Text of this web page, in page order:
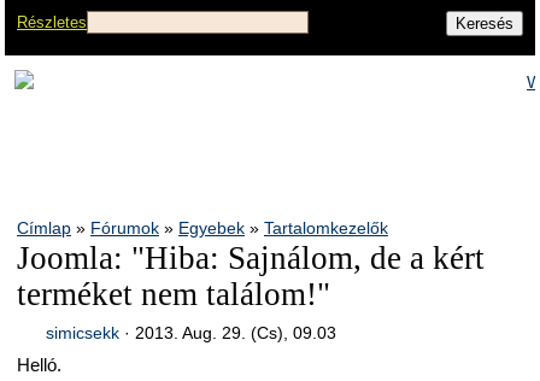
Részletes
Címlap » Fórumok » Egyebek » Tartalomkezelők
Joomla: "Hiba: Sajnálom, de a kért
terméket nem találom!"
simicsekk· 2013. Aug. 29. (Cs), 09.03
Helló.